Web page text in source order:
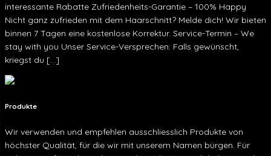
interessante Rabatte Zufriedenheits-Garantie – 100% Happy
Nicht ganz zufrieden mit dem Haarschnitt? Melde dich! Wir bieten
binnen 7 Tagen eine kostenlose Korrektur. Service-Termin – We
stay with you Unser Service-Versprechen: Falls gewünscht,
kriegst du […]
Produkte
Wir verwenden und empfehlen ausschliesslich Produkte von
höchster Qualität, für die wir mit unserem Namen bürgen. Für